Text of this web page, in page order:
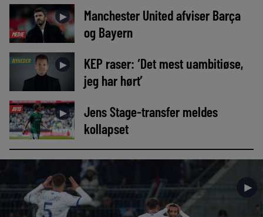
MEDIE
►
Manchester United afviser Barça
og Bayern
NYHEDER ►
KEP raser: ‘Det mest uambitiøse,
jeg har hørt’
AVIS ►
Jens Stage-transfer meldes
kollapset
►